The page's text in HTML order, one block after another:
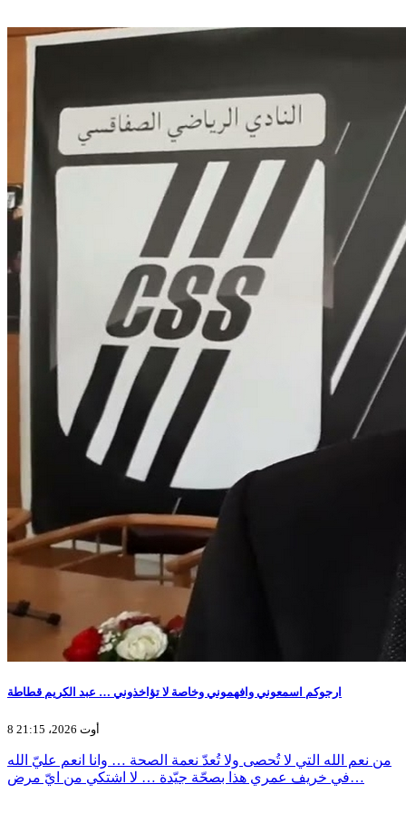
ارجوكم اسمعوني وافهموني وخاصة لا تؤاخذوني … عبد الكريم قطاطة
8 أوت 2026، 21:15
من نعم الله التي لا تُحصى ولا تُعدّ نعمة الصحة … وانا انعم عليّ الله
في خريف عمري هذا بصحّة جيّدة … لا اشتكي من ايّ مرض…